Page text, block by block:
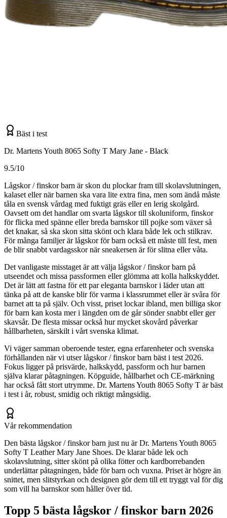
Bäst i test
Dr. Martens Youth 8065 Softy T Mary Jane - Black
9.5/10
Lågskor / finskor barn är skon du plockar fram till skolavslutningen,
kalaset eller när barnen ska vara lite extra fina, men som ändå måste
tåla en svensk vårdag med fuktigt gräs eller en lerig skolgård.
Oavsett om det handlar om svarta lågskor till skoluniform, finskor
för flicka med spänne eller breda barnskor till pojke som växer så
det knakar, så ska skon sitta skönt och klara både lek och stilkrav.
För många familjer är lågskor för barn också ett måste till fest, men
de blir snabbt vardagsskor när sneakersen är för slitna eller våta.
Det vanligaste misstaget är att välja lågskor / finskor barn på
utseendet och missa passformen eller glömma att kolla halkskyddet.
Det är lätt att fastna för ett par eleganta barnskor i läder utan att
tänka på att de kanske blir för varma i klassrummet eller är svåra för
barnet att ta på själv. Och visst, priset lockar ibland, men billiga skor
för barn kan kosta mer i längden om de går sönder snabbt eller ger
skavsår. De flesta missar också hur mycket skovård påverkar
hållbarheten, särskilt i vårt svenska klimat.
Vi väger samman oberoende tester, egna erfarenheter och svenska
förhållanden när vi utser lågskor / finskor barn bäst i test 2026.
Fokus ligger på prisvärde, halkskydd, passform och hur barnen
själva klarar påtagningen. Köpguide, hållbarhet och CE-märkning
har också fått stort utrymme. Dr. Martens Youth 8065 Softy T är bäst
i test i år, robust, smidig och riktigt mångsidig.
Vår rekommendation
Den bästa lågskor / finskor barn just nu är Dr. Martens Youth 8065
Softy T Leather Mary Jane Shoes. De klarar både lek och
skolavslutning, sitter skönt på olika fötter och kardborrebanden
underlättar påtagningen, både för barn och vuxna. Priset är högre än
snittet, men slitstyrkan och designen gör dem till ett tryggt val för dig
som vill ha barnskor som håller över tid.
Topp 5 bästa lågskor / finskor barn 2026